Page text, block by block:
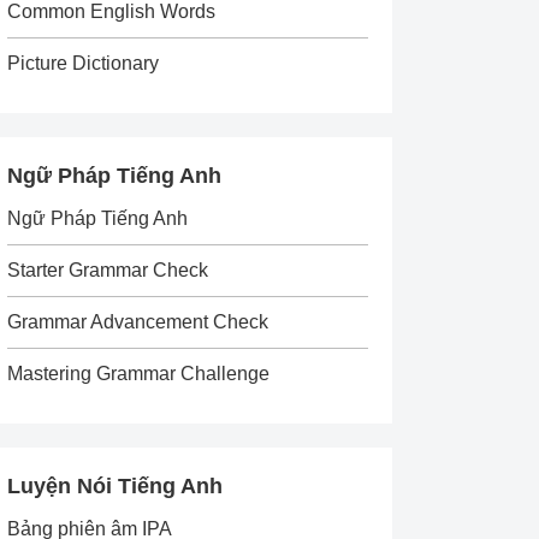
Common English Words
Picture Dictionary
Ngữ Pháp Tiếng Anh
Ngữ Pháp Tiếng Anh
Starter Grammar Check
Grammar Advancement Check
Mastering Grammar Challenge
Luyện Nói Tiếng Anh
Bảng phiên âm IPA